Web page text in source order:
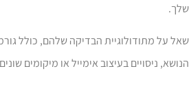
על מתודולוגיית הבדיקה שלהם, כולל
ניסויים בעיצוב אימייל או מיקומים